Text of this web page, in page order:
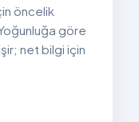
öncelik
göre
net bilgi için